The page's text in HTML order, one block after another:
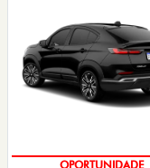
OPORTUNIDADE